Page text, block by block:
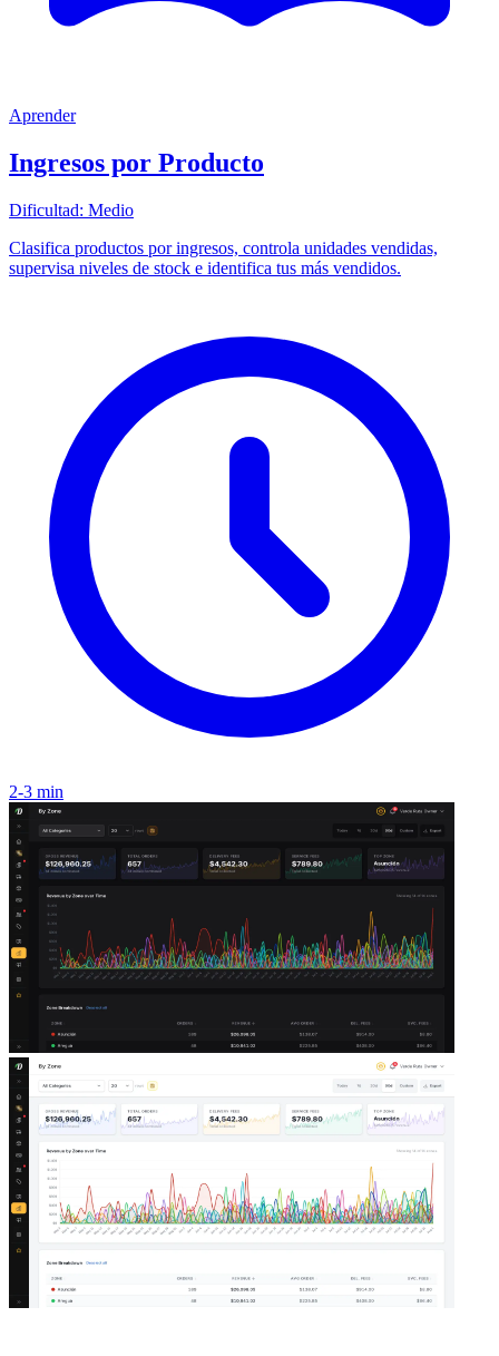
Aprender
Ingresos por Producto
Dificultad: Medio
Clasifica productos por ingresos, controla unidades vendidas,
supervisa niveles de stock e identifica tus más vendidos.
2-3 min